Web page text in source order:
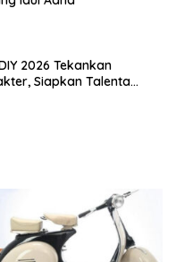
2026 Tekankan
Siapkan Talenta